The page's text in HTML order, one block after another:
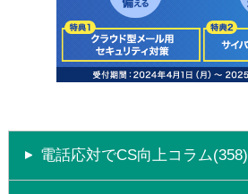
電話応対でCS向上コラム(358)